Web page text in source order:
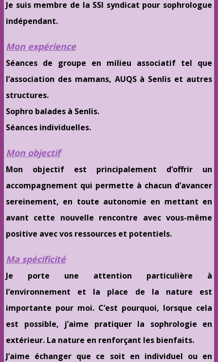
Je suis membre de la SSI syndicat pour sophrologue
indépendant.
Mon expérience
Séances de groupe en milieu associatif tel que
l’association des mamans, AUQS à Senlis et autres
structures.
Sophro balades à Senlis.
Séances individuelles.
Mon objectif
Mon objectif est principalement d’offrir un
accompagnement qui permette à chacun d’avancer
sereinement, en toute autonomie en mettant en
avant cette nouvelle rencontre avec vous-même
positive avec vos ressources et potentiels.
Ma spécificité
Je porte une attention particulière à
l’environnement et la place de la nature est
importante pour moi. C’est pourquoi, lorsque cela
est possible, j’aime pratiquer la sophrologie en
extérieur. La nature en renforçant les bienfaits.
J’aime échanger que ce soit en individuel ou en